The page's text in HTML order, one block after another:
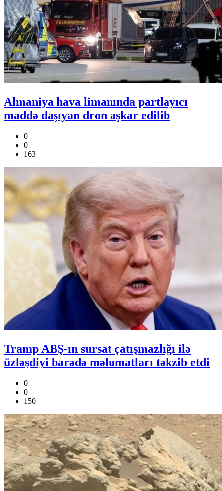
Almaniya hava limanında partlayıcı
maddə daşıyan dron aşkar edilib
0
0
163
Tramp ABŞ-ın sursat çatışmazlığı ilə
üzləşdiyi barədə məlumatları təkzib etdi
0
0
150